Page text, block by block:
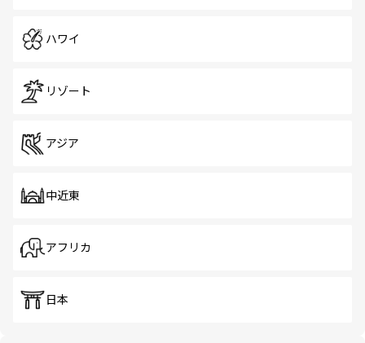
ハワイ
リゾート
アジア
中近東
アフリカ
日本